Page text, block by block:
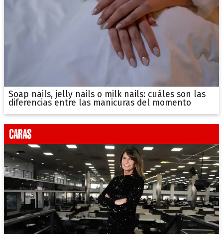
Soap nails, jelly nails o milk nails: cuáles son las
diferencias entre las manicuras del momento